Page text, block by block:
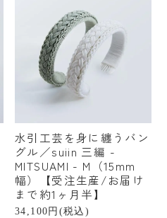
東京 山梨
富山
水引工芸を身に纏うバン
グル／suiin 三編 -
MITSUAMI - M（15mm
幅）【受注生産/お届け
まで約1ヶ月半】
34,100円(税込)